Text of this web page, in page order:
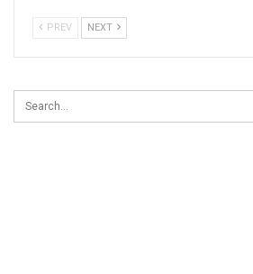
PREV NEXT